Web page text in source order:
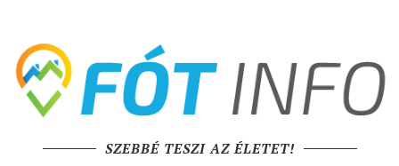
SZEBBÉ TESZI AZ ÉLETET!